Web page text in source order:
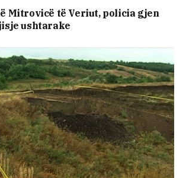
Mitrovicë të Veriut, policia gjen
ushtarake